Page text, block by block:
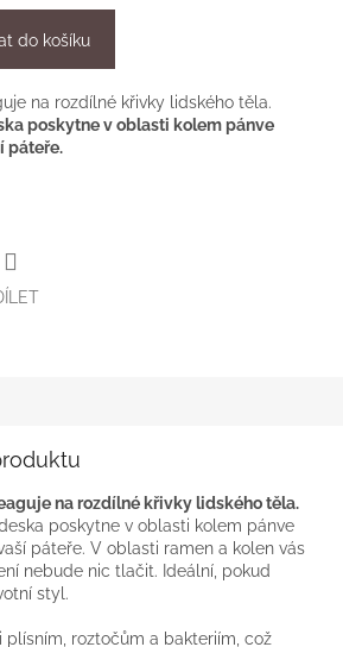
do košíku
na rozdílné křivky lidského těla.
poskytne v oblasti kolem pánve
páteře.
na rozdílné křivky lidského těla.
poskytne v oblasti kolem pánve
páteře. V oblasti ramen a kolen vás
nebude nic tlačit. Ideální, pokud
styl.
plísním, roztočům a bakteriím, což